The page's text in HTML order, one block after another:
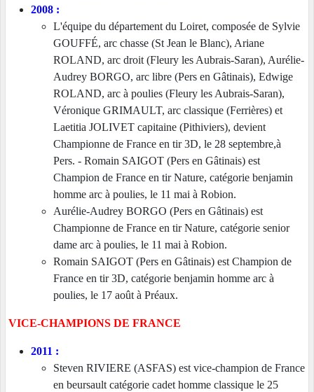
2008 :
L'équipe du département du Loiret, composée de Sylvie
GOUFFÉ, arc chasse (St Jean le Blanc), Ariane
ROLAND, arc droit (Fleury les Aubrais-Saran), Aurélie-
Audrey BORGO, arc libre (Pers en Gâtinais), Edwige
ROLAND, arc à poulies (Fleury les Aubrais-Saran),
Véronique GRIMAULT, arc classique (Ferrières) et
Laetitia JOLIVET capitaine (Pithiviers), devient
Championne de France en tir 3D, le 28 septembre,à
Pers. - Romain SAIGOT (Pers en Gâtinais) est
Champion de France en tir Nature, catégorie benjamin
homme arc à poulies, le 11 mai à Robion.
Aurélie-Audrey BORGO (Pers en Gâtinais) est
Championne de France en tir Nature, catégorie senior
dame arc à poulies, le 11 mai à Robion.
Romain SAIGOT (Pers en Gâtinais) est Champion de
France en tir 3D, catégorie benjamin homme arc à
poulies, le 17 août à Préaux.
VICE-CHAMPIONS DE FRANCE
2011 :
Steven RIVIERE (ASFAS) est vice-champion de France
en beursault catégorie cadet homme classique le 25